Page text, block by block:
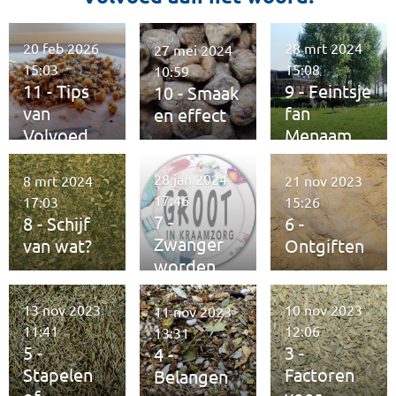
r
r
e
n 11 - Tips
van
Volvoed
20 feb 2026
15:03
10 - Smaak
en effect
27 mei 2024
10:59
9 - Feintsje
fan
Menaam
28 mrt 2024
15:08
8 - Schijf
van wat?
8 mrt 2024
17:03
7 -
Zwanger
worden
28 jan 2024
17:46
6 -
Ontgiften
21 nov 2023
15:26
5 -
Stapelen
13 nov 2023
11:41
4 -
Belangen
11 nov 2023
13:31
3 -
Factoren
10 nov 2023
12:06